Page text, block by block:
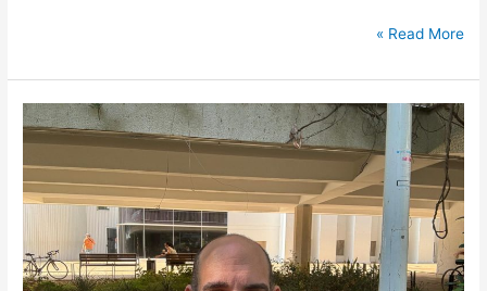
Read More »
יובל
סיון:
"מערכת
החינוך
אינה
זקוקה
לעוד
פלסטר